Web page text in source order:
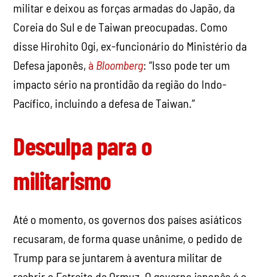
militar e deixou as forças armadas do Japão, da
Coreia do Sul e de Taiwan preocupadas. Como
disse Hirohito Ogi, ex-funcionário do Ministério da
Defesa japonês, à Bloomberg: “Isso pode ter um
impacto sério na prontidão da região do Indo-
Pacífico, incluindo a defesa de Taiwan.”
Desculpa para o
militarismo
Até o momento, os governos dos países asiáticos
recusaram, de forma quase unânime, o pedido de
Trump para se juntarem à aventura militar de